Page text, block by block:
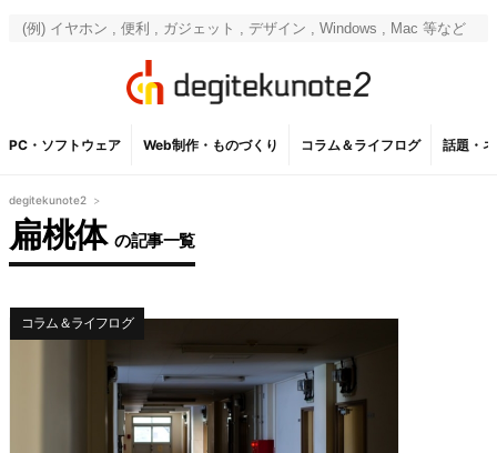
PC・ソフトウェア Web制作・ものづくり コラム＆ライフログ 話題・
degitekunote2 >
扁桃体 の記事一覧
コラム＆ライフログ